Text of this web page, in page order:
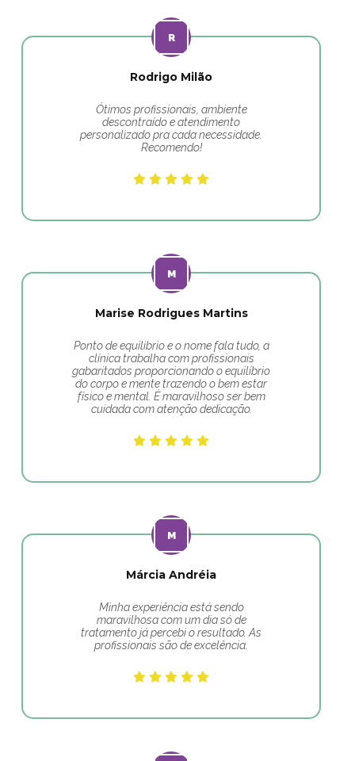
Rodrigo Milão
Ótimos profissionais, ambiente
descontraído e atendimento
personalizado pra cada necessidade.
Recomendo!
Marise Rodrigues Martins
Ponto de equilibrio e o nome fala tudo, a
clínica trabalha com profissionais
gabaritados proporcionando o equilíbrio
do corpo e mente trazendo o bem estar
físico e mental. É maravilhoso ser bem
cuidada com atenção dedicação.
Márcia Andréia
Minha experiência está sendo
maravilhosa com um dia só de
tratamento já percebi o resultado. As
profissionais são de excelência.